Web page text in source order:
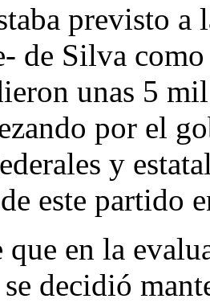
previsto a
de Silva
unas 5
por el
y
este partido
que en la
se decidió